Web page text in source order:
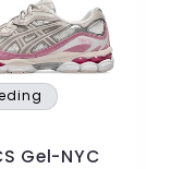
Gel-NYC